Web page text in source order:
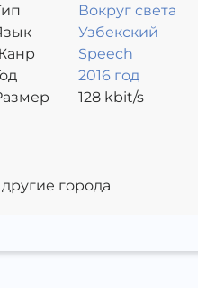
Вокруг света
Узбекский
Speech
2016 год
128kbit/s
города